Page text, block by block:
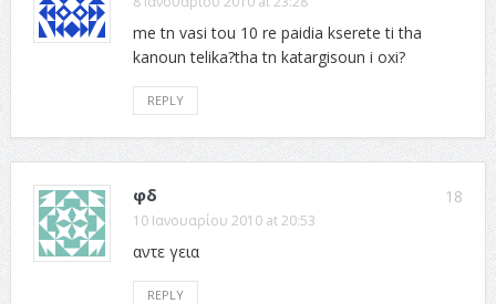
me tn vasi tou 10 re paidia kserete ti tha
kanoun telika?tha tn katargisoun i oxi?
REPLY
18
φδ
10 Ιανουαρίου 2010 at 20:53
αντε γεια
REPLY